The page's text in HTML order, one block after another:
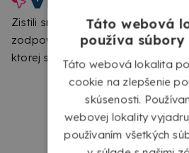
Zistili sme, že prezeráte z iného
zodpovedá tejto webovej
ktorej stránke by ste chceli navštíviť.
NAHRAJTE
Nahrajte svoje súbory z
prístupom na internet kliknutím
alebo sem presuňte svoje
Táto webová
používa súbory
Táto webová lokalita
cookie na zlepšenie
skúsenosti.
webovej lokality
používaním všetkých